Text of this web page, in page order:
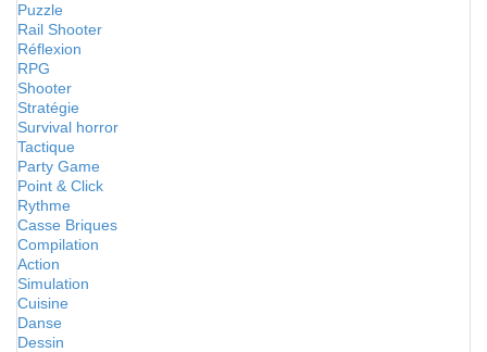
Puzzle
Rail Shooter
Réflexion
RPG
Shooter
Stratégie
Survival horror
Tactique
Party Game
Point & Click
Rythme
Casse Briques
Compilation
Action
Simulation
Cuisine
Danse
Dessin